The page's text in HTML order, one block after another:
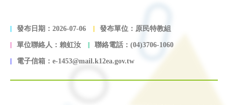
發布日期：2026-07-06 發布單位：原民特教組
單位聯絡人：賴虹汝 聯絡電話：(04)3706-1060
電子信箱：e-1453@mail.k12ea.gov.tw